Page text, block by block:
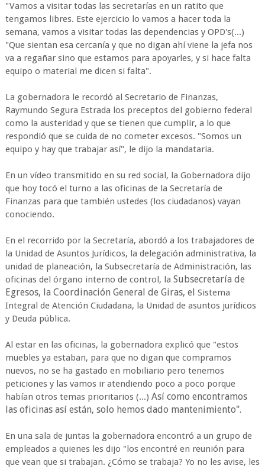
"Vamos a visitar todas las secretarías en un ratito que
tengamos libres. Este ejercicio lo vamos a hacer toda la
semana, vamos a visitar todas las dependencias y OPD's(...)
"Que sientan esa cercanía y que no digan ahí viene la jefa nos
va a regañar sino que estamos para apoyarles, y si hace falta
equipo o material me dicen si falta".
La gobernadora le recordó al Secretario de Finanzas,
Raymundo Segura Estrada los preceptos del gobierno federal
como la austeridad y que se tienen que cumplir, a lo que
respondió que se cuida de no cometer excesos. "Somos un
equipo y hay que trabajar así", le dijo la mandataria.
En un vídeo transmitido en su red social, la Gobernadora dijo
que hoy tocó el turno a las oficinas de la Secretaría de
Finanzas para que también ustedes (los ciudadanos) vayan
conociendo.
En el recorrido por la Secretaría, abordó a los trabajadores de
la Unidad de Asuntos Jurídicos, la delegación administrativa, la
unidad de planeación, la Subsecretaría de Administración, las
oficinas del órgano interno de control, la Subsecretaría de
Egresos, la Coordinación General de Giras, el Sistema
Integral de Atención Ciudadana, la Unidad de asuntos jurídicos
y Deuda pública.
Al estar en las oficinas, la gobernadora explicó que "estos
muebles ya estaban, para que no digan que compramos
nuevos, no se ha gastado en mobiliario pero tenemos
peticiones y las vamos ir atendiendo poco a poco porque
habían otros temas prioritarios (...) Así como encontramos
las oficinas así están, solo hemos dado mantenimiento".
En una sala de juntas la gobernadora encontró a un grupo de
empleados a quienes les dijo "los encontré en reunión para
que vean que si trabajan. ¿Cómo se trabaja? Yo no les avise, les